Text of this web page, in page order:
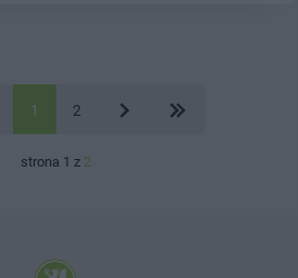
1 2
strona 1 z 2